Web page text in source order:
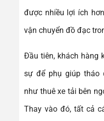
được nhiều lợi ích
vận chuyển đồ đạc
Đầu tiên, khách hàng
sự để phụ giúp tháo
như thuê xe tải bên
Thay vào đó, tất cả